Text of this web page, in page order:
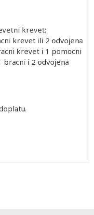
krevet;
krevet ili 2 odvojena
krevet i 1 pomocni
i 2 odvojena